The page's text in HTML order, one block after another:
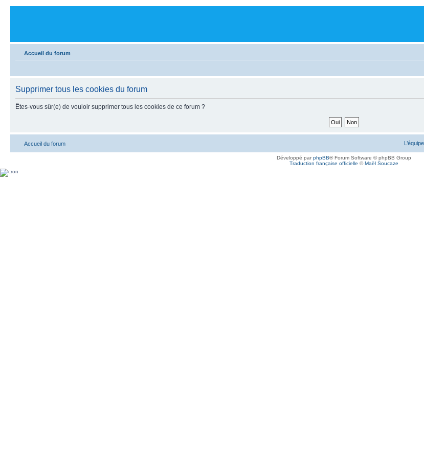
Accueil du forum
Supprimer tous les cookies du forum
Êtes-vous sûr(e) de vouloir supprimer tous les cookies de ce forum ?
Accueil du forum L’équipe
Développé parphpBB® Forum Software © phpBB Group
Traduction française officielle ©Maël Soucaze